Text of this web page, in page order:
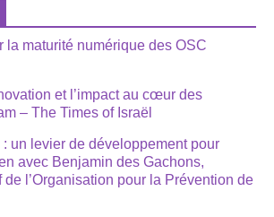
la maturité numérique des OSC
et l’impact au cœur des
– The Times of Israël
: un levier de développement pour
avec Benjamin des Gachons,
de l’Organisation pour la Prévention de